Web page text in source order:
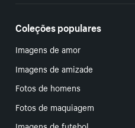
Coleções populares
Imagens de amor
Imagens de amizade
Fotos de homens
Fotos de maquiagem